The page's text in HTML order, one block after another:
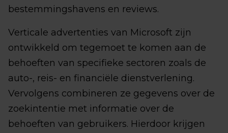
bestemmingshavens en reviews.
Verticale advertenties van Microsoft zijn
ontwikkeld om tegemoet te komen aan de
behoeften van specifieke sectoren zoals de
auto-, reis- en financiële dienstverlening.
Vervolgens combineren ze gegevens over de
zoekintentie met informatie over de
behoeften van gebruikers. Hierdoor krijgen